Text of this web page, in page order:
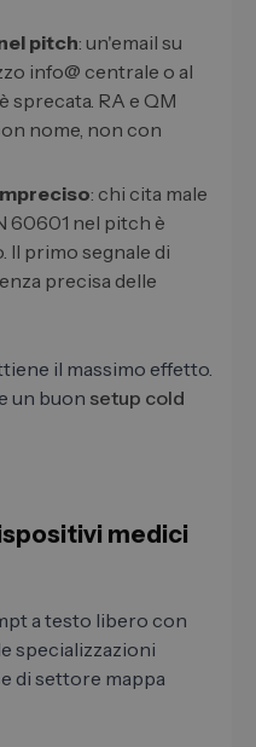
pitch: un'email su
info@ centrale o al
sprecata. RA e QM
nome, non con
: chi cita male
60601 nel pitch è
Il primo segnale di
precisa delle
il massimo effetto.
un buon setup cold
medici
a testo libero con
specializzazioni
di settore mappa